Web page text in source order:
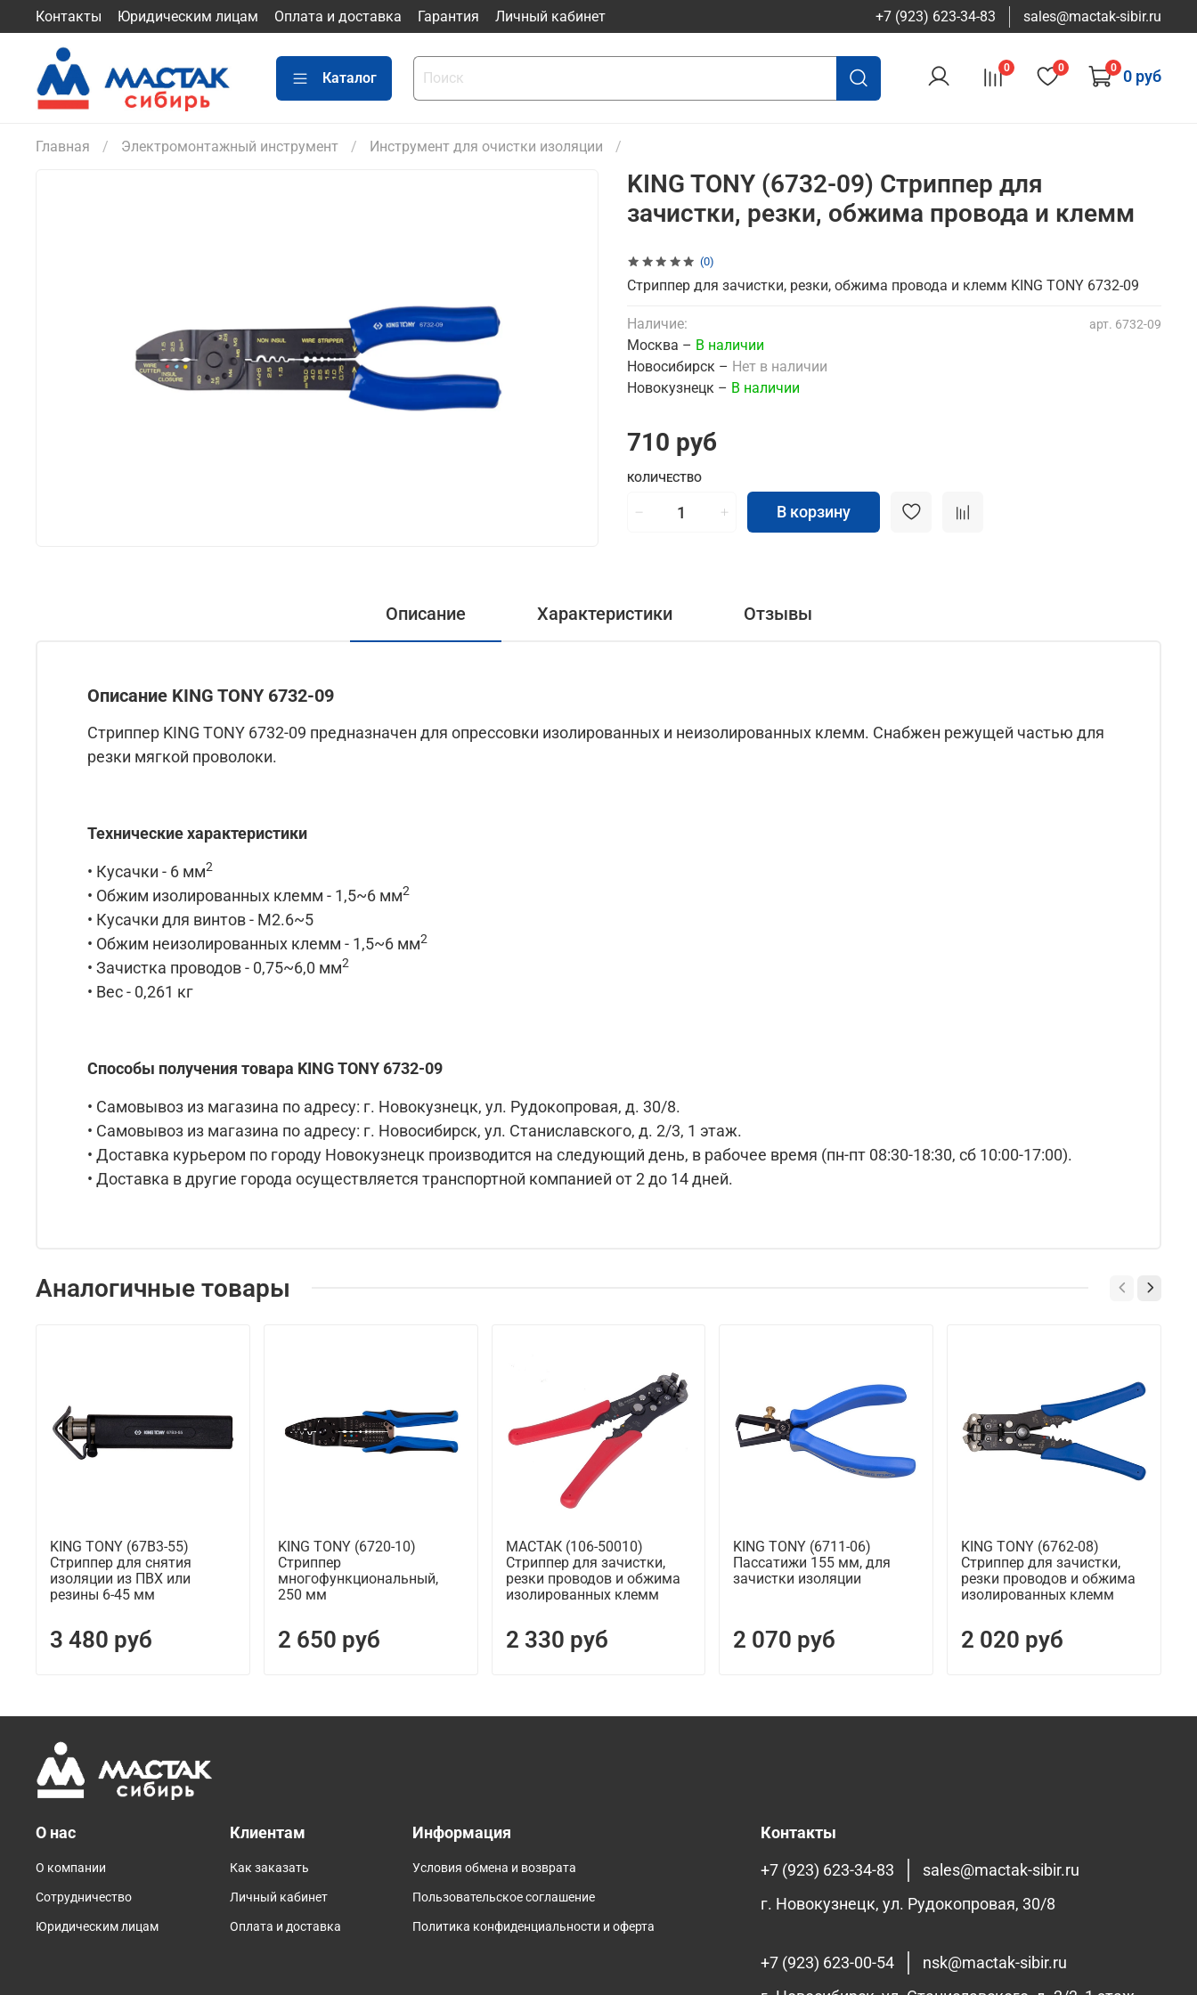
Контакты Юридическим лицам Оплата и доставка Гарантия Личный кабинет +7 (923) 623-34-83 sales@mactak-sibir.ru
Каталог
0 0 0 0 руб
Главная Электромонтажный инструмент Инструмент для очистки изоляции
(0)
арт. 6732-09
KING TONY (6732-09) Стриппер для
зачистки, резки, обжима провода и клемм
710 руб
Наличие:
Москва – В наличии
Новосибирск – Нет в наличии
Новокузнецк – В наличии
КОЛИЧЕСТВО
В корзину
Стриппер для зачистки, резки, обжима провода и клемм KING TONY 6732-09
Описание Характеристики Отзывы
Описание KING TONY 6732-09
Стриппер KING TONY 6732-09 предназначен для опрессовки изолированных и неизолированных клемм. Снабжен режущей частью для
резки мягкой проволоки.
Технические характеристики
• Кусачки - 6 мм2
• Обжим изолированных клемм - 1,5~6 мм2
• Кусачки для винтов - M2.6~5
• Обжим неизолированных клемм - 1,5~6 мм2
• Зачистка проводов - 0,75~6,0 мм2
• Вес - 0,261 кг
Способы получения товара KING TONY 6732-09
• Самовывоз из магазина по адресу: г. Новокузнецк, ул. Рудокопровая, д. 30/8.
• Самовывоз из магазина по адресу: г. Новосибирск, ул. Станиславского, д. 2/3, 1 этаж.
• Доставка курьером по городу Новокузнецк производится на следующий день, в рабочее время (пн-пт 08:30-18:30, сб 10:00-17:00).
• Доставка в другие города осуществляется транспортной компанией от 2 до 14 дней.
Аналогичные товары
KING TONY (67B3-55)
Стриппер для снятия
изоляции из ПВХ или
резины 6-45 мм
3 480 руб
KING TONY (6720-10)
Стриппер
многофункциональный,
250 мм
2 650 руб
МАСТАК (106-50010)
Стриппер для зачистки,
резки проводов и обжима
изолированных клемм
2 330 руб
KING TONY (6711-06)
Пассатижи 155 мм, для
зачистки изоляции
2 070 руб
KING TONY (6762-08)
Стриппер для зачистки,
резки проводов и обжима
изолированных клемм
2 020 руб
О нас
О компании
Сотрудничество
Юридическим лицам
Клиентам
Как заказать
Личный кабинет
Оплата и доставка
Информация
Условия обмена и возврата
Пользовательское соглашение
Политика конфиденциальности и оферта
Контакты
+7 (923) 623-34-83
sales@mactak-sibir.ru
г. Новокузнецк, ул. Рудокопровая, 30/8
+7 (923) 623-00-54
nsk@mactak-sibir.ru